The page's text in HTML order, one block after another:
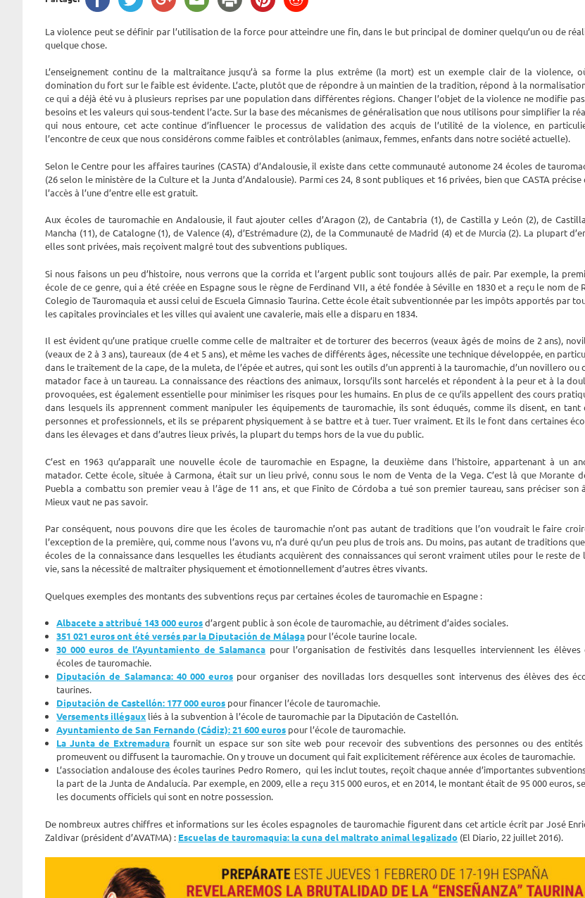
La violence peut se définir par l’utilisation de la force pour atteindre une fin, dans le but principal de dominer quelqu’un ou de
quelque chose.
L’enseignement continu de la maltraitance jusqu’à sa forme la plus extrême (la mort) est un exemple clair de la violence,
domination du fort sur le faible est évidente. L’acte, plutôt que de répondre à un maintien de la tradition, répond à la
ce qui a déjà été vu à plusieurs reprises par une population dans différentes régions. Changer l’objet de la violence ne modifie
besoins et les valeurs qui sous-tendent l’acte. Sur la base des mécanismes de généralisation que nous utilisons pour simplifier la
qui nous entoure, cet acte continue d’influencer le processus de validation des acquis de l’utilité de la violence, en
l’encontre de ceux que nous considérons comme faibles et contrôlables (animaux, femmes, enfants dans notre société actuelle).
Selon le Centre pour les affaires taurines (CASTA) d’Andalousie, il existe dans cette communauté autonome 24 écoles de
(26 selon le ministère de la Culture et la Junta d’Andalousie). Parmi ces 24, 8 sont publiques et 16 privées, bien que CASTA précise
l’accès à l’une d’entre elle est gratuit.
Aux écoles de tauromachie en Andalousie, il faut ajouter celles d’Aragon (2), de Cantabria (1), de Castilla y León (2), de
Mancha (11), de Catalogne (1), de Valence (4), d’Estrémadure (2), de la Communauté de Madrid (4) et de Murcia (2). La plupart
elles sont privées, mais reçoivent malgré tout des subventions publiques.
Si nous faisons un peu d’histoire, nous verrons que la corrida et l’argent public sont toujours allés de pair. Par exemple, la
école de ce genre, qui a été créée en Espagne sous le règne de Ferdinand VII, a été fondée à Séville en 1830 et a reçu le nom de
Colegio de Tauromaquia et aussi celui de Escuela Gimnasio Taurina. Cette école était subventionnée par les impôts apportés par
les capitales provinciales et les villes qui avaient une cavalerie, mais elle a disparu en 1834.
Il est évident qu’une pratique cruelle comme celle de maltraiter et de torturer des becerros (veaux âgés de moins de 2 ans),
(veaux de 2 à 3 ans), taureaux (de 4 et 5 ans), et même les vaches de différents âges, nécessite une technique développée, en
dans le traitement de la cape, de la muleta, de l’épée et autres, qui sont les outils d’un apprenti à la tauromachie, d’un novillero ou
matador face à un taureau. La connaissance des réactions des animaux, lorsqu’ils sont harcelés et répondent à la peur et à la
provoquées, est également essentielle pour minimiser les risques pour les humains. En plus de ce qu’ils appellent des cours
dans lesquels ils apprennent comment manipuler les équipements de tauromachie, ils sont éduqués, comme ils disent, en tant
personnes et professionnels, et ils se préparent physiquement à se battre et à tuer. Tuer vraiment. Et ils le font dans certaines
dans les élevages et dans d’autres lieux privés, la plupart du temps hors de la vue du public.
C’est en 1963 qu’apparaît une nouvelle école de tauromachie en Espagne, la deuxième dans l’histoire, appartenant à un
matador. Cette école, située à Carmona, était sur un lieu privé, connu sous le nom de Venta de la Vega. C’est là que Morante
Puebla a combattu son premier veau à l’âge de 11 ans, et que Finito de Córdoba a tué son premier taureau, sans préciser son
Mieux vaut ne pas savoir.
Par conséquent, nous pouvons dire que les écoles de tauromachie n’ont pas autant de traditions que l’on voudrait le faire
l’exception de la première, qui, comme nous l’avons vu, n’a duré qu’un peu plus de trois ans. Du moins, pas autant de traditions
écoles de la connaissance dans lesquelles les étudiants acquièrent des connaissances qui seront vraiment utiles pour le reste de
vie, sans la nécessité de maltraiter physiquement et émotionnellement d’autres êtres vivants.
Quelques exemples des montants des subventions reçus par certaines écoles de tauromachie en Espagne :
Albacete a attribué 143 000 eurosd’argent public à son école de tauromachie, au détriment d’aides sociales.
351 021 euros ont été versés par la Diputación de Málaga pour l’école taurine locale.
30 000 euros de l’Ayuntamiento de Salamanca pour l’organisation de festivités dans lesquelles interviennent les élèves
écoles de tauromachie.
Diputación de Salamanca: 40 000 euros pour organiser des novilladas lors desquelles sont intervenus des élèves des
taurines.
Diputación de Castellón: 177 000 euros pour financer l’école de tauromachie.
Versements illégaux liés à la subvention à l’école de tauromachie par la Diputación de Castellón.
Ayuntamiento de San Fernando (Cádiz): 21 600 euros pour l’école de tauromachie.
La Junta de Extremadura fournit un espace sur son site web pour recevoir des subventions des personnes ou des
promeuvent ou diffusent la tauromachie. On y trouve un document qui fait explicitement référence aux écoles de tauromachie.
L’association andalouse des écoles taurines Pedro Romero, qui les inclut toutes, reçoit chaque année d’importantes
la part de la Junta de Andalucía. Par exemple, en 2009, elle a reçu 315 000 euros, et en 2014, le montant était de 95 000 euros,
les documents officiels qui sont en notre possession.
De nombreux autres chiffres et informations sur les écoles espagnoles de tauromachie figurent dans cet article écrit par José
Zaldivar (président d’AVATMA) : Escuelas de tauromaquia: la cuna del maltrato animal legalizado (El Diario, 22 juillet 2016).